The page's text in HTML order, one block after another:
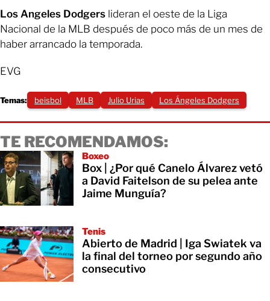
Los Angeles Dodgers lideran el oeste de la Liga
Nacional de la MLB después de poco más de un mes de
haber arrancado la temporada.
EVG
Temas: beisbol MLB Julio Urias Los Ángeles Dodgers
TE RECOMENDAMOS:
Boxeo
Box | ¿Por qué Canelo Álvarez vetó
a David Faitelson de su pelea ante
Jaime Munguía?
Tenis
Abierto de Madrid | Iga Swiatek va
la final del torneo por segundo año
consecutivo